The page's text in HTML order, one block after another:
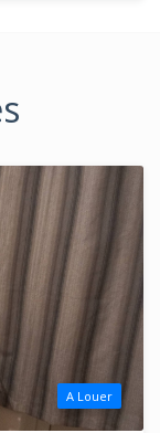
A Louer